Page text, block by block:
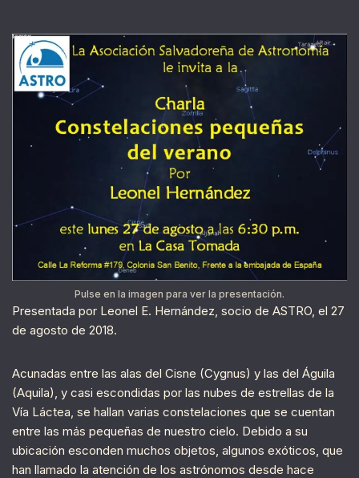
Pulse en la imagen para ver la presentación.
Presentada por Leonel E. Hernández, socio de ASTRO, el 27
de agosto de 2018.
Acunadas entre las alas del Cisne (Cygnus) y las del Águila
(Aquila), y casi escondidas por las nubes de estrellas de la
Vía Láctea, se hallan varias constelaciones que se cuentan
entre las más pequeñas de nuestro cielo. Debido a su
ubicación esconden muchos objetos, algunos exóticos, que
han llamado la atención de los astrónomos desde hace